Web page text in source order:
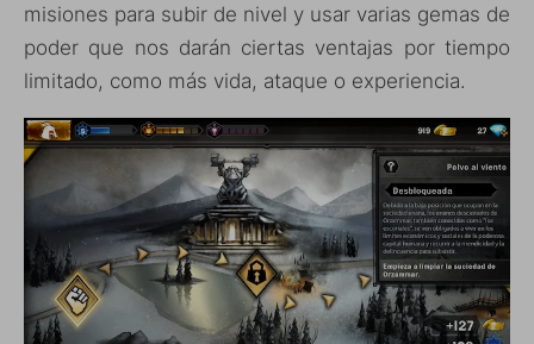
misiones para subir de nivel y usar varias gemas de
poder que nos darán ciertas ventajas por tiempo
limitado, como más vida, ataque o experiencia.